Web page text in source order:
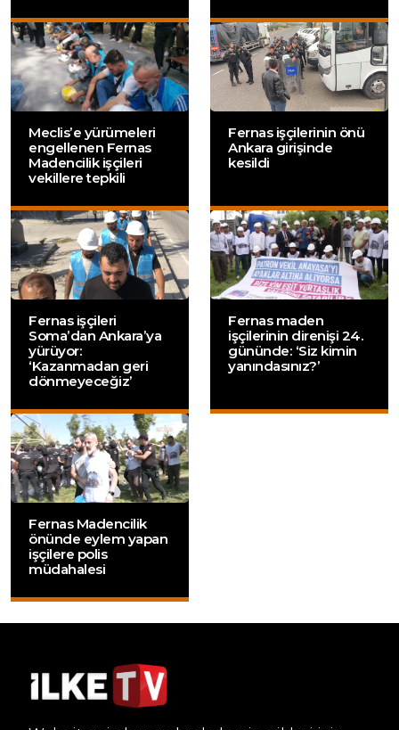
Meclis’e yürümeleri
engellenen Fernas
Madencilik işçileri
vekillere tepkili
Fernas işçilerinin önü
Ankara girişinde
kesildi
Fernas işçileri
Soma’dan Ankara’ya
yürüyor:
‘Kazanmadan geri
dönmeyeceğiz’
Fernas maden
işçilerinin direnişi 24.
gününde: ‘Siz kimin
yanındasınız?’
Fernas Madencilik
önünde eylem yapan
işçilere polis
müdahalesi